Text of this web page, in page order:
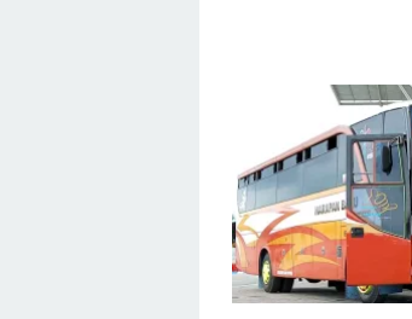
TERMINALBUS.ID
HARGA
TIKET
|
AGEN
TIKET
|
JADWAL